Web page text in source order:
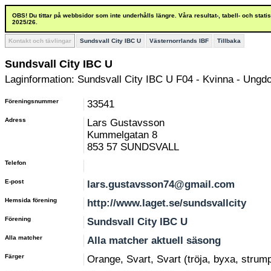
OBS! Du tittar på webbsidor som inte underhålls längre. Våra resultat-, tabell- och
2025/26.
Kontakt och tävlingar Sundsvall City IBC U Västernorrlands IBF Tillbaka
Sundsvall City IBC U
Laginformation: Sundsvall City IBC U F04 - Kvinna -
Föreningsnummer 33541
Adress
Lars Gustavsson
Kummelgatan 8
853 57 SUNDSVALL
Telefon
E-post lars.gustavsson74@gmail.com
Hemsida förening http://www.laget.se/sundsvallcity
Förening Sundsvall City IBC U
Alla matcher Alla matcher aktuell säsong
Färger Orange, Svart, Svart (tröja, byxa,